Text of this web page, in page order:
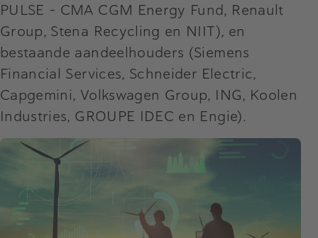
PULSE - CMA CGM Energy Fund, Renault
Group, Stena Recycling en NIIT), en
bestaande aandeelhouders (Siemens
Financial Services, Schneider Electric,
Capgemini, Volkswagen Group, ING, Koolen
Industries, GROUPE IDEC en Engie).